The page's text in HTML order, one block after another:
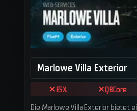
Marlowe Villa Exterior
ESX QBCore
Die Marlowe Villa Exterior bietet